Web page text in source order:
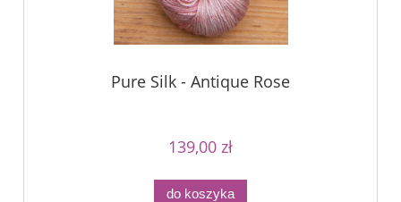
Pure Silk - Antique Rose
139,00 zł
do koszyka